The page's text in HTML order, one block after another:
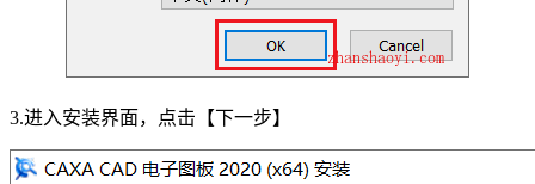
3.进入安装界面，点击【下一步】